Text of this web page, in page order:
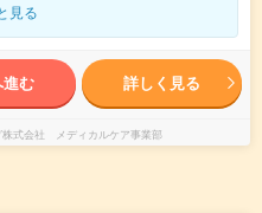
見る
む 詳しく見る
株式会社 メディカルケア事業部